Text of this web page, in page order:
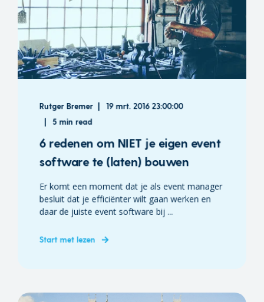
Rutger Bremer
19 mrt. 2016 23:00:00
5 min read
6 redenen om NIET je eigen event
software te (laten) bouwen
Er komt een moment dat je als event manager
besluit dat je efficiënter wilt gaan werken en
daar de juiste event software bij ...
Start met lezen